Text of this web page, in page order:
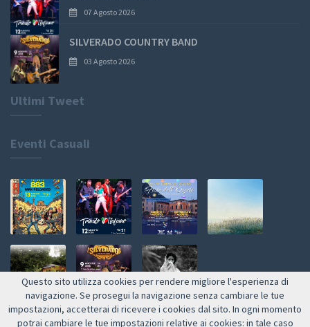
07 Agosto 2026
SILVERADO COUNTRY BAND
03 Agosto 2026
Ultimi Tweet
Eventi Casuali
Web by NETMOOLE
Questo sito utilizza cookies per rendere migliore l'esperienza di
navigazione. Se prosegui la navigazione senza cambiare le tue
impostazioni, accetterai di ricevere i cookies dal sito. In ogni momento
potrai cambiare le tue impostazioni relative ai cookies: in tale caso